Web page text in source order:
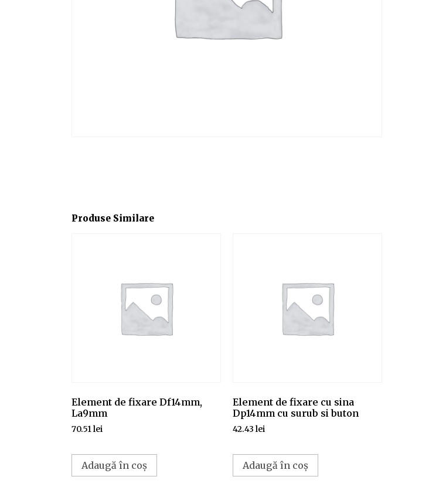
Produse Similare
Element de fixare Df14mm,
La9mm
70.51lei
Adaugă în coș
Element de fixare cu sina
Dp14mm cu surub si buton
42.43 lei
Adaugă în coș